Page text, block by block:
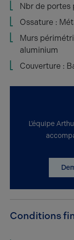
Nbr de portes
Ossature :
Murs
aluminium
Couverture :
L’équipe
Conditions